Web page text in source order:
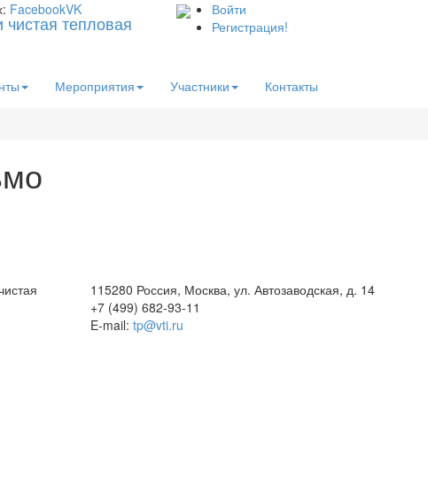
FacebookVK
Войти
Регистрация!
Мероприятия Участники Контакты
115280 Россия, Москва, ул. Автозаводская, д. 14
+7 (499) 682-93-11
E-mail: tp@vti.ru